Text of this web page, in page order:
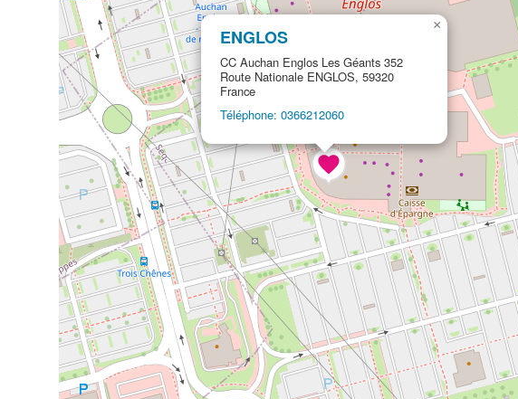
ENGLOS
CC Auchan Englos Les Géants 352
Route Nationale ENGLOS, 59320
France
Téléphone: 0366212060
×